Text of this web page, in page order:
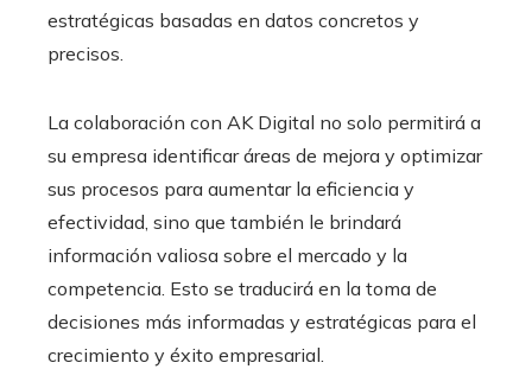
estratégicas basadas en datos concretos y
precisos.
La colaboración con AK Digital no solo permitirá a
su empresa identificar áreas de mejora y optimizar
sus procesos para aumentar la eficiencia y
efectividad, sino que también le brindará
información valiosa sobre el mercado y la
competencia. Esto se traducirá en la toma de
decisiones más informadas y estratégicas para el
crecimiento y éxito empresarial.